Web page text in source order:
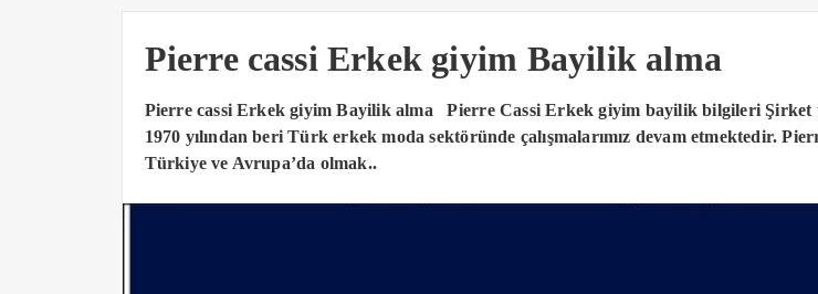
Pierre cassi Erkek giyim Bayilik alma
Pierre cassi Erkek giyim Bayilik alma Pierre Cassi Erkek giyim bayilik bilgileri Şirket
1970 yılından beri Türk erkek moda sektöründe çalışmalarımız devam etmektedir.
Türkiye ve Avrupa’da olmak..